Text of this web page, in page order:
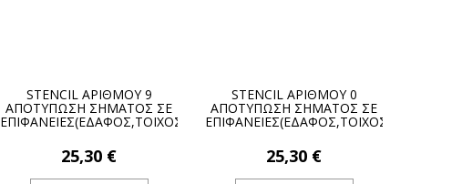
STENCIL ΑΡΙΘΜΟΥ 9
ΑΠΟΤΥΠΩΣΗ ΣΗΜΑΤΟΣ ΣΕ
ΕΠΙΦΑΝΕΙΕΣ(ΕΔΑΦΟΣ,ΤΟΙΧΟΣ)
25,30 €
STENCIL ΑΡΙΘΜΟΥ 0
ΑΠΟΤΥΠΩΣΗ ΣΗΜΑΤΟΣ ΣΕ
ΕΠΙΦΑΝΕΙΕΣ(ΕΔΑΦΟΣ,ΤΟΙΧΟΣ)
25,30 €